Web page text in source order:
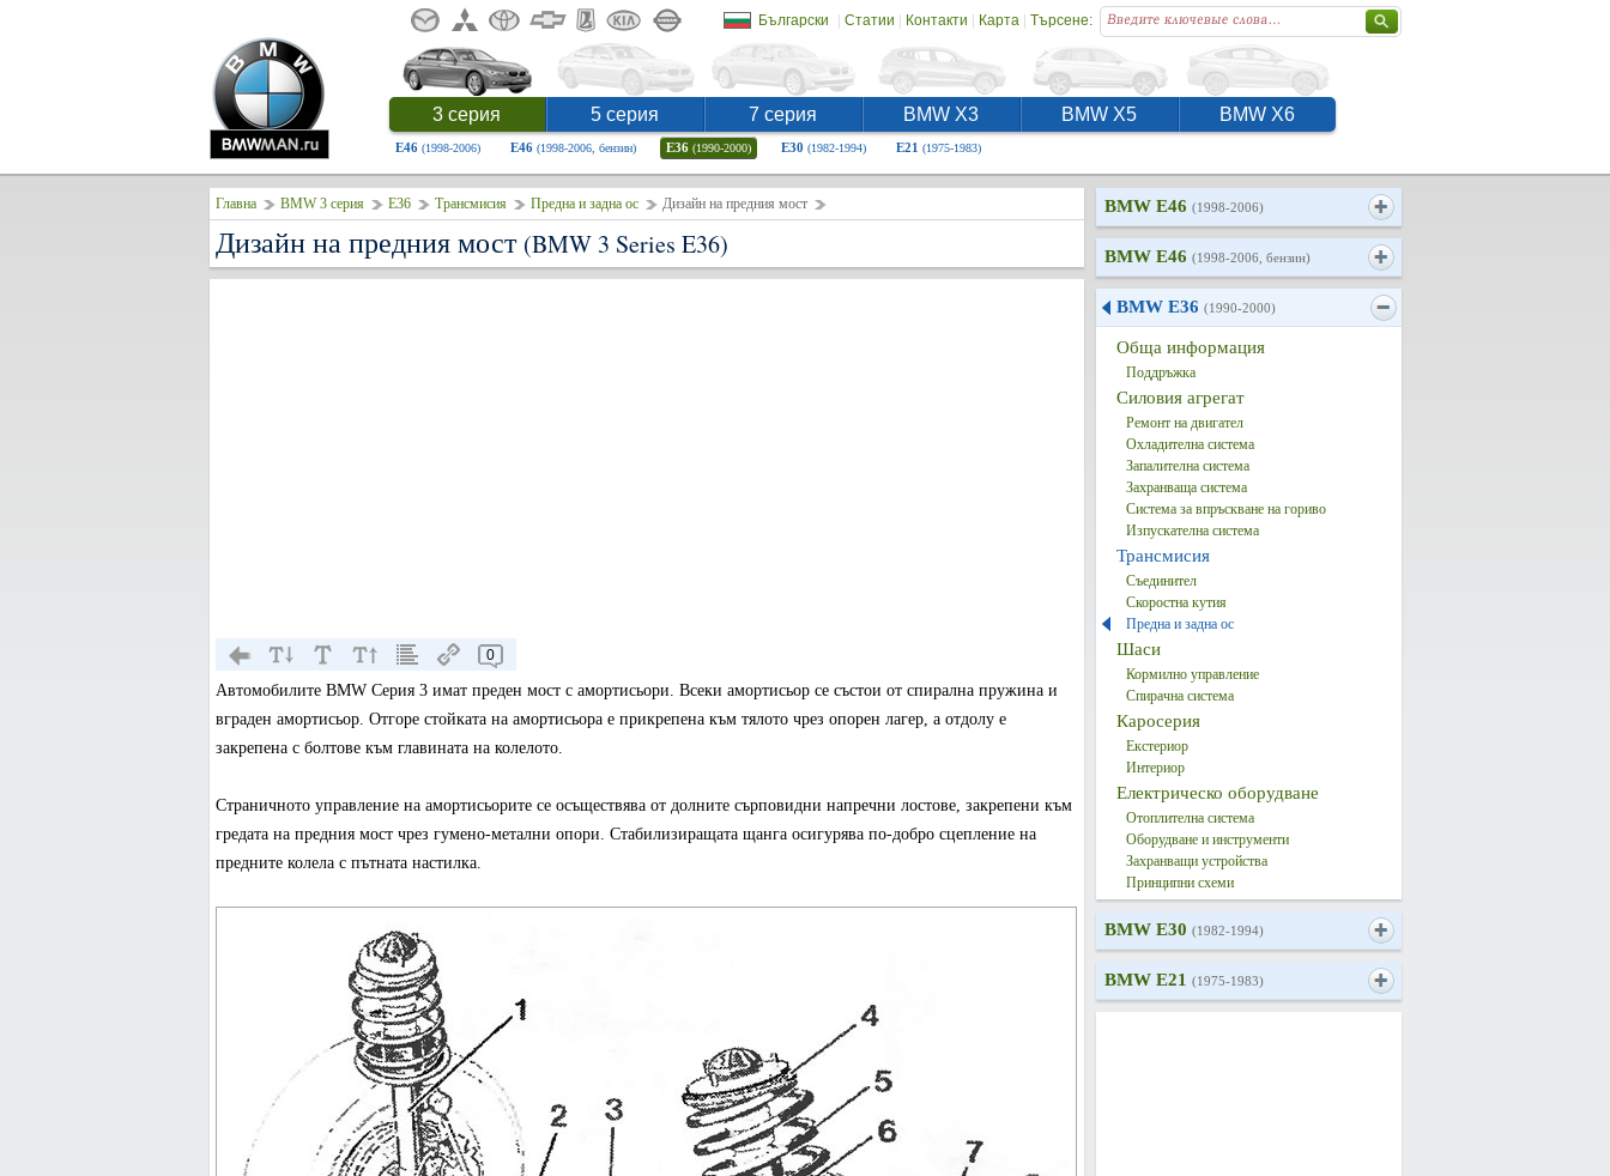
Български | Статии | Контакти | Карта| Търсене:
3 серия 5 серия 7 серия BMW X3 BMW X5 BMW X6
E46 (1998-2006) E46 (1998-2006, бензин) E36 (1990-2000) E30 (1982-1994) E21 (1975-1983)
Главна BMW 3 серия E36 Трансмисия Предна и задна ос Дизайн на предния мост
Дизайн на предния мост (BMW 3 Series E36)
0
Автомобилите BMW Серия 3 имат преден мост с амортисьори. Всеки амортисьор се състои от спирална пружина и
вграден амортисьор. Отгоре стойката на амортисьора е прикрепена към тялото чрез опорен лагер, а отдолу е
закрепена с болтове към главината на колелото.
Страничното управление на амортисьорите се осъществява от долните сърповидни напречни лостове, закрепени към
гредата на предния мост чрез гумено-метални опори. Стабилизиращата щанга осигурява по-добро сцепление на
предните колела с пътната настилка.
BMW E46 (1998-2006)
BMW E46 (1998-2006, бензин)
BMW E36 (1990-2000)
Обща информация
Поддръжка
Силовия агрегат
Ремонт на двигател
Охладителна система
Запалителна система
Захранваща система
Система за впръскване на гориво
Изпускателна система
Трансмисия
Съединител
Скоростна кутия
Предна и задна ос
Шаси
Кормилно управление
Спирачна система
Каросерия
Екстериор
Интериор
Електрическо оборудване
Отоплителна система
Оборудване и инструменти
Захранващи устройства
Принципни схеми
BMW E30 (1982-1994)
BMW E21 (1975-1983)